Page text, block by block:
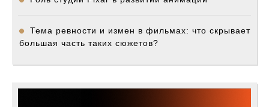
Тема ревности и измен в фильмах: что скрывает
большая часть таких сюжетов?